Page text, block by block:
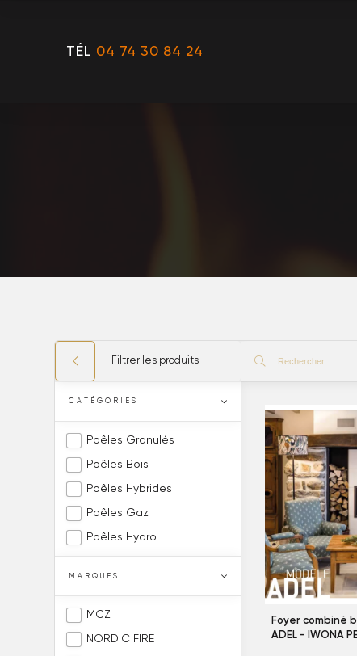
TÉL 04 74 30 84 24
Filtrer les produits Rechercher...
CATÉGORIES
Poêles Granulés
Poêles Bois
Poêles Hybrides
Poêles Gaz
Poêles Hydro
MARQUES
MCZ
NORDIC FIRE
Foyer combiné
ADEL - IWONA